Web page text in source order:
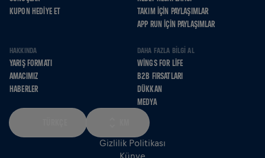
KUPON HEDIYE ET
TAKIM İÇIN PAYLAŞIMLAR
APP RUN İÇIN PAYLAŞIMLAR
HAKKINDA
YARIŞ FORMATI
AMACIMIZ
HABERLER
DAHA FAZLA BILGI AL
WINGS FOR LIFE
B2B FIRSATLARI
DÜKKAN
MEDYA
Gizlilik Politikası